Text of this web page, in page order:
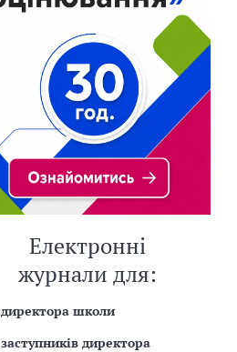
Електронні
журнали для:
директора школи
заступників директора